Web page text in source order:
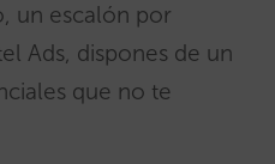
un escalón por
Ads, dispones de un
que no te